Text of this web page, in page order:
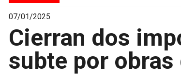
07/01/2025
Cierran dos
subte por